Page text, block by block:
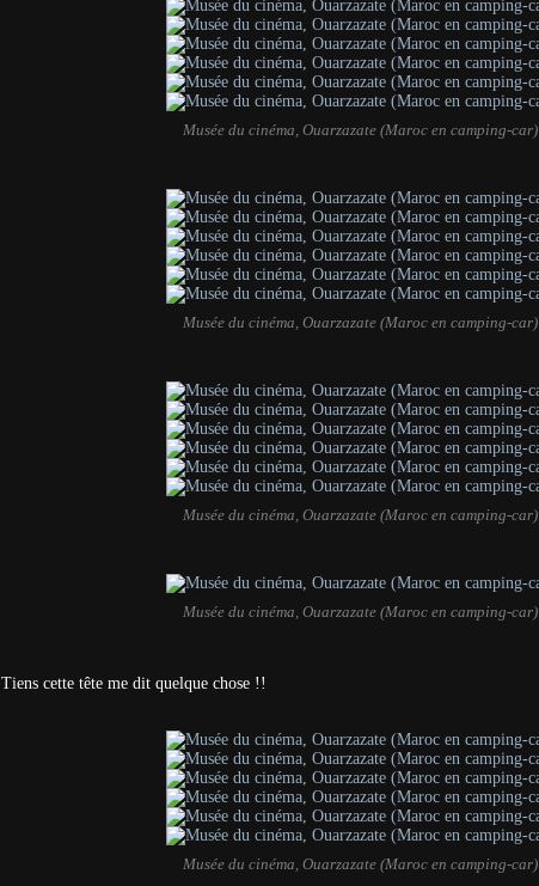
Musée du cinéma, Ouarzazate (Maroc en camping-car)
Musée du cinéma, Ouarzazate (Maroc en camping-car)
Musée du cinéma, Ouarzazate (Maroc en camping-car)
Musée du cinéma, Ouarzazate (Maroc en camping-car)
Tiens cette tête me dit quelque chose !!
Musée du cinéma, Ouarzazate (Maroc en camping-car)